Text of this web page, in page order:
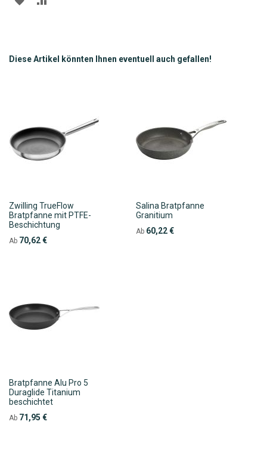
Diese Artikel könnten Ihnen eventuell auch gefallen!
Zwilling TrueFlow
Bratpfanne mit PTFE-
Beschichtung
Ab 70,62 €
Salina Bratpfanne
Granitium
Ab 60,22 €
Bratpfanne Alu Pro 5
Duraglide Titanium
beschichtet
Ab 71,95 €